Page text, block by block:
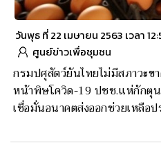
วันพุธ ที่ 22 เมษายน 2563 เวลา
ศูนย์ข่าวเพื่อชุมชน
กรมปศุสัตว์ยันไทยไม่มีสภาวะขา
หน้าพิษโควิด-19 ปชช.เเห่กักตุ
เชื่อมั่นอนาคตส่งออกช่วยเหลือป